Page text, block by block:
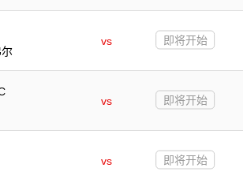
vs
即将开始
vs
即将开始
vs
即将开始